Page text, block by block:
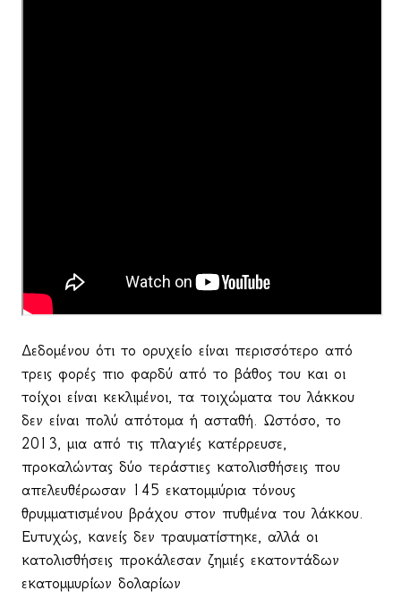
Δεδομένου ότι το ορυχείο είναι περισσότερο από
τρεις φορές πιο φαρδύ από το βάθος του και οι
τοίχοι είναι κεκλιμένοι, τα τοιχώματα του λάκκου
δεν είναι πολύ απότομα ή ασταθή. Ωστόσο, το
2013, μια από τις πλαγιές κατέρρευσε,
προκαλώντας δύο τεράστιες κατολισθήσεις που
απελευθέρωσαν 145 εκατομμύρια τόνους
θρυμματισμένου βράχου στον πυθμένα του λάκκου.
Ευτυχώς, κανείς δεν τραυματίστηκε, αλλά οι
κατολισθήσεις προκάλεσαν ζημιές εκατοντάδων
εκατομμυρίων δολαρίων